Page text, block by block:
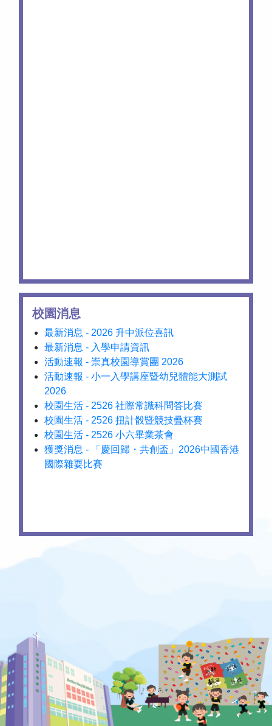
校園消息
最新消息 - 2026 升中派位喜訊
最新消息 - 入學申請資訊
活動速報 - 崇真校園導賞團 2026
活動速報 - 小一入學講座暨幼兒體能大測試
2026
校園生活 - 2526 社際常識科問答比賽
校園生活 - 2526 扭計骰暨競技疊杯賽
校園生活 - 2526 小六畢業茶會
獲獎消息 - 「慶回歸・共創盃」2026中國香港
國際雜耍比賽